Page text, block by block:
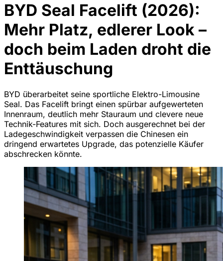
BYD Seal Facelift (2026):
Mehr Platz, edlerer Look –
doch beim Laden droht die
Enttäuschung
BYD überarbeitet seine sportliche Elektro-Limousine
Seal. Das Facelift bringt einen spürbar aufgewerteten
Innenraum, deutlich mehr Stauraum und clevere neue
Technik-Features mit sich. Doch ausgerechnet bei der
Ladegeschwindigkeit verpassen die Chinesen ein
dringend erwartetes Upgrade, das potenzielle Käufer
abschrecken könnte.